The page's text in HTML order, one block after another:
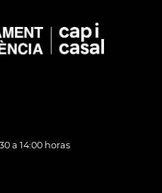
a 14:00 horas